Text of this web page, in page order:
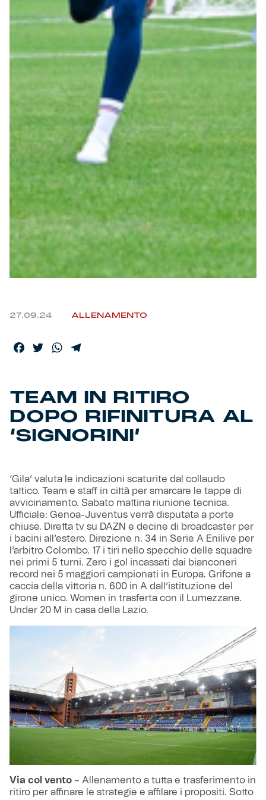
Robe di Kappa x Genoa
Vintage Collection
Accessori
Party
Outlet
Caffè Boasi x Genoa
Gift Card Online Store
27.09.24 ALLENAMENTO
Facebook
TwitterWhatsApp
TEAM IN RITIRO
DOPO RIFINITURA AL
‘SIGNORINI’
‘Gila’ valuta le indicazioni scaturite dal collaudo
tattico. Team e staff in città per smarcare le tappe di
avvicinamento. Sabato mattina riunione tecnica.
Ufficiale: Genoa-Juventus verrà disputata a porte
chiuse. Diretta tv su DAZN e decine di broadcaster per
i bacini all’estero. Direzione n. 34 in Serie A Enilive per
l’arbitro Colombo. 17 i tiri nello specchio delle squadre
nei primi 5 turni. Zero i gol incassati dai bianconeri
record nei 5 maggiori campionati in Europa. Grifone a
caccia della vittoria n. 600 in A dall’istituzione del
girone unico. Women in trasferta con il Lumezzane.
Under 20 M in casa della Lazio.
Via col vento – Allenamento a tutta e trasferimento in
ritiro per affinare le strategie e affilare i propositi. Sotto